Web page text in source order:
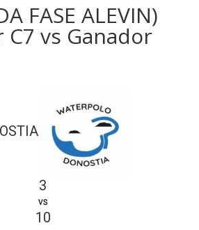
FASE ALEVIN)
C7 vs Ganador
3
vs
10